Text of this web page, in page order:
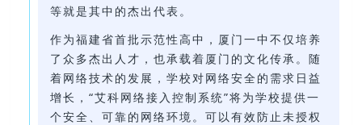
等就是其中的杰出代表。
作为福建省首批示范性高中，厦门一中不仅培养
了众多杰出人才，也承载着厦门的文化传承。随
着网络技术的发展，学校对网络安全的需求日益
增长，“艾科网络接入控制系统”将为学校提供一
个安全、可靠的网络环境。可以有效防止未授权